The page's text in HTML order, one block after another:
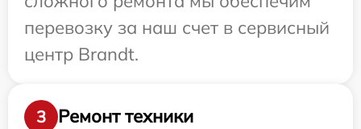
перевозку за наш счет в сервисный
центр Brandt.
3
Ремонт техники